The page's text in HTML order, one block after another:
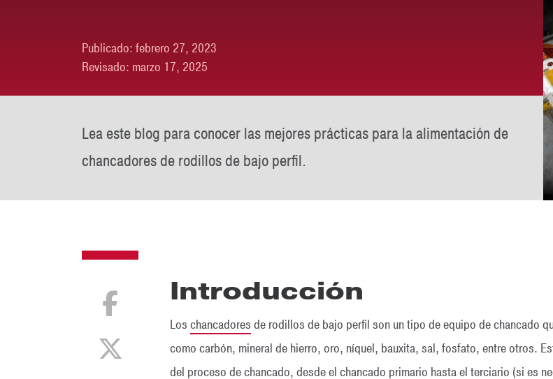
Publicado: febrero 27, 2023
Revisado: marzo 17, 2025
Lea este blog para conocer las mejores prácticas para la alimentación de
chancadores de rodillos de bajo perfil.
Introducción
Los chancadores de rodillos de bajo perfil son un tipo de equipo de chancado
como carbón, mineral de hierro, oro, níquel, bauxita, sal, fosfato, entre otros.
del proceso de chancado, desde el chancado primario hasta el terciario (si es